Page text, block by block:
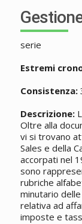
serie
Estremi
Consistenza:
Descrizione:
Oltre alla
vi si trovano
Sales e della
accorpati nel
sono
rubriche
minutario
relativa ad
imposte e